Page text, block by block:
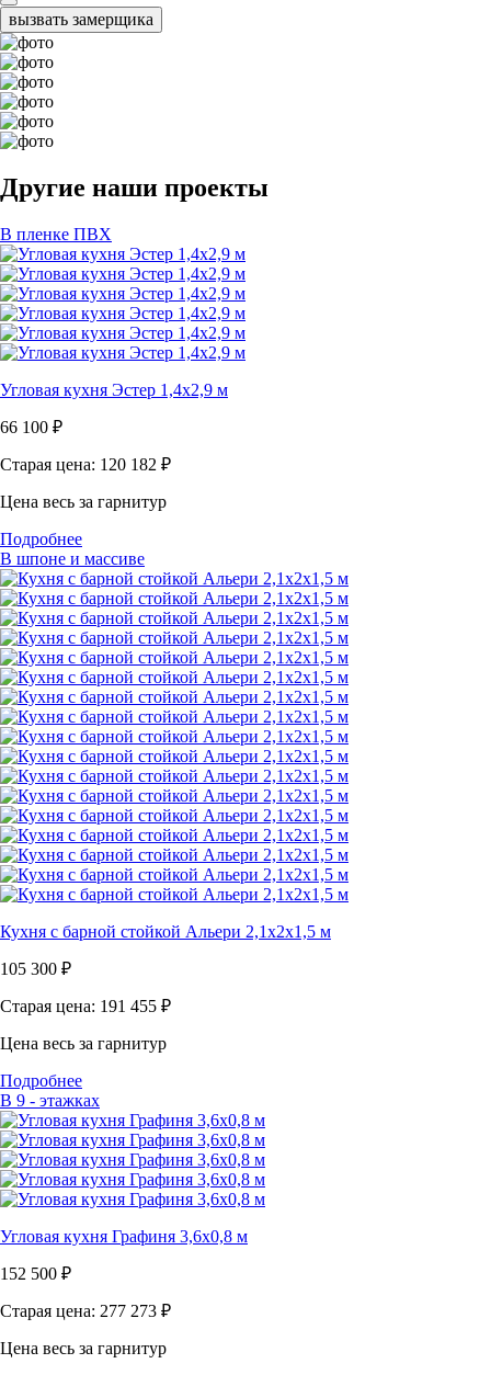
вызвать замерщика
Другие наши проекты
В пленке ПВХ
Угловая кухня Эстер 1,4х2,9 м
66 100 ₽
Старая цена: 120 182 ₽
Цена весь за гарнитур
Подробнее
В шпоне и массиве
Кухня с барной стойкой Альери 2,1х2х1,5 м
105 300 ₽
Старая цена: 191 455 ₽
Цена весь за гарнитур
Подробнее
В 9 - этажках
Угловая кухня Графиня 3,6х0,8 м
152 500 ₽
Старая цена: 277 273 ₽
Цена весь за гарнитур